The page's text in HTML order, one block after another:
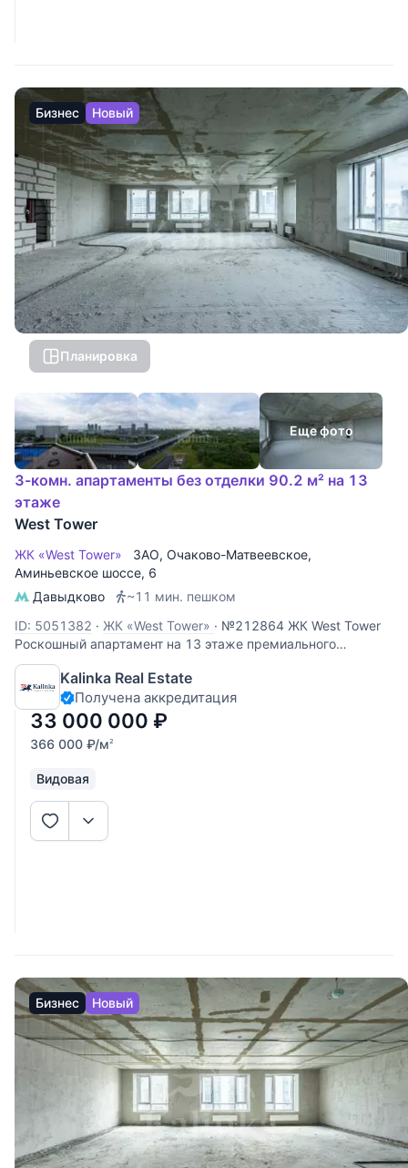
Бизнес Новый
Планировка
Еще фото
3-комн. апартаменты без отделки 90.2 м² на 13
этаже
West Tower
ЖК «West Tower» ЗАО, Очаково-Матвеевское,
Аминьевское шоссе, 6
Давыдково
~11 мин. пешком
ID: 5051382 · ЖК «West Tower» · №212864 ЖК West Tower
Роскошный апартамент на 13 этаже премиального
комплекса West Tower. Этот объект идеально подходит для
личного проживания или сдачи в аренду с высокой
доходностью. Панорамные виды: высокий 13 этаж
открывает захватывающий
Kalinka Real Estate
Получена аккредитация
33 000 000 ₽
366 000 ₽/м2
Видовая
Бизнес Новый